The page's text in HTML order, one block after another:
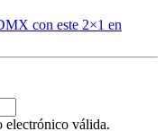
con este 2×1 en
electrónico válida.